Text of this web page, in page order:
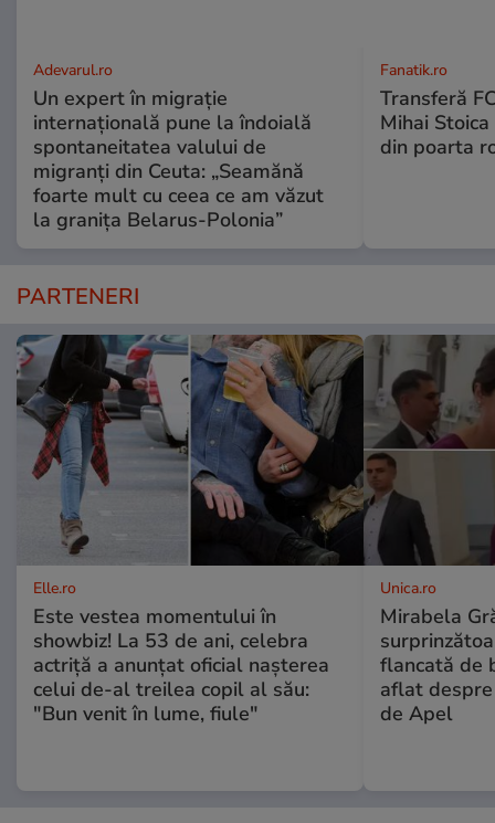
Adevarul.ro
Un expert în migrație
internațională pune la îndoială
spontaneitatea valului de
migranți din Ceuta: „Seamănă
foarte mult cu ceea ce am văzut
la granița Belarus-Polonia”
Fanatik.ro
Transferă
Mihai
din poarta
PARTENERI
Elle.ro
Este vestea momentului în
showbiz! La 53 de ani, celebra
actriță a anunțat oficial nașterea
celui de-al treilea copil al său:
"Bun venit în lume, fiule"
Unica.ro
Mirabela
flancată de
aflat
de Apel